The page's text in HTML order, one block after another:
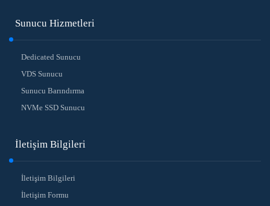
Sunucu Hizmetleri
Dedicated Sunucu
VDS Sunucu
Sunucu Barındırma
NVMe SSD Sunucu
İletişim Bilgileri
İletişim Bilgileri
İletişim Formu